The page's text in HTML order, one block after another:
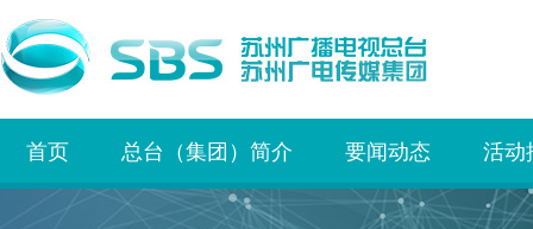
首页 总台（集团）简介 要闻动态 活动